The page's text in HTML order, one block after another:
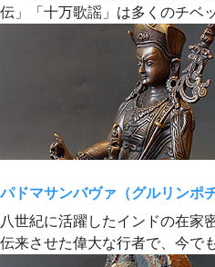
伝」「十万歌謡」は多くのチベ
パドマサンバヴァ（グルリンポチ
八世紀に活躍したインドの在家
伝来させた偉大な行者で、今で